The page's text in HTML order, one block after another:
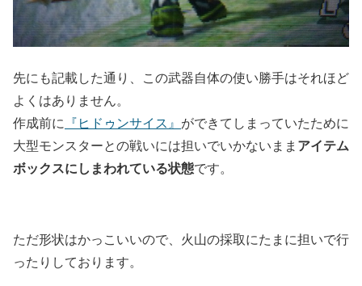
先にも記載した通り、この武器自体の使い勝手はそれほど
よくはありません。
作成前に 『ヒドゥンサイス』 ができてしまっていたために
大型モンスターとの戦いには担いでいかないまま アイテム
ボックスにしまわれている状態です。
ただ形状はかっこいいので、火山の採取にたまに担いで行
ったりしております。